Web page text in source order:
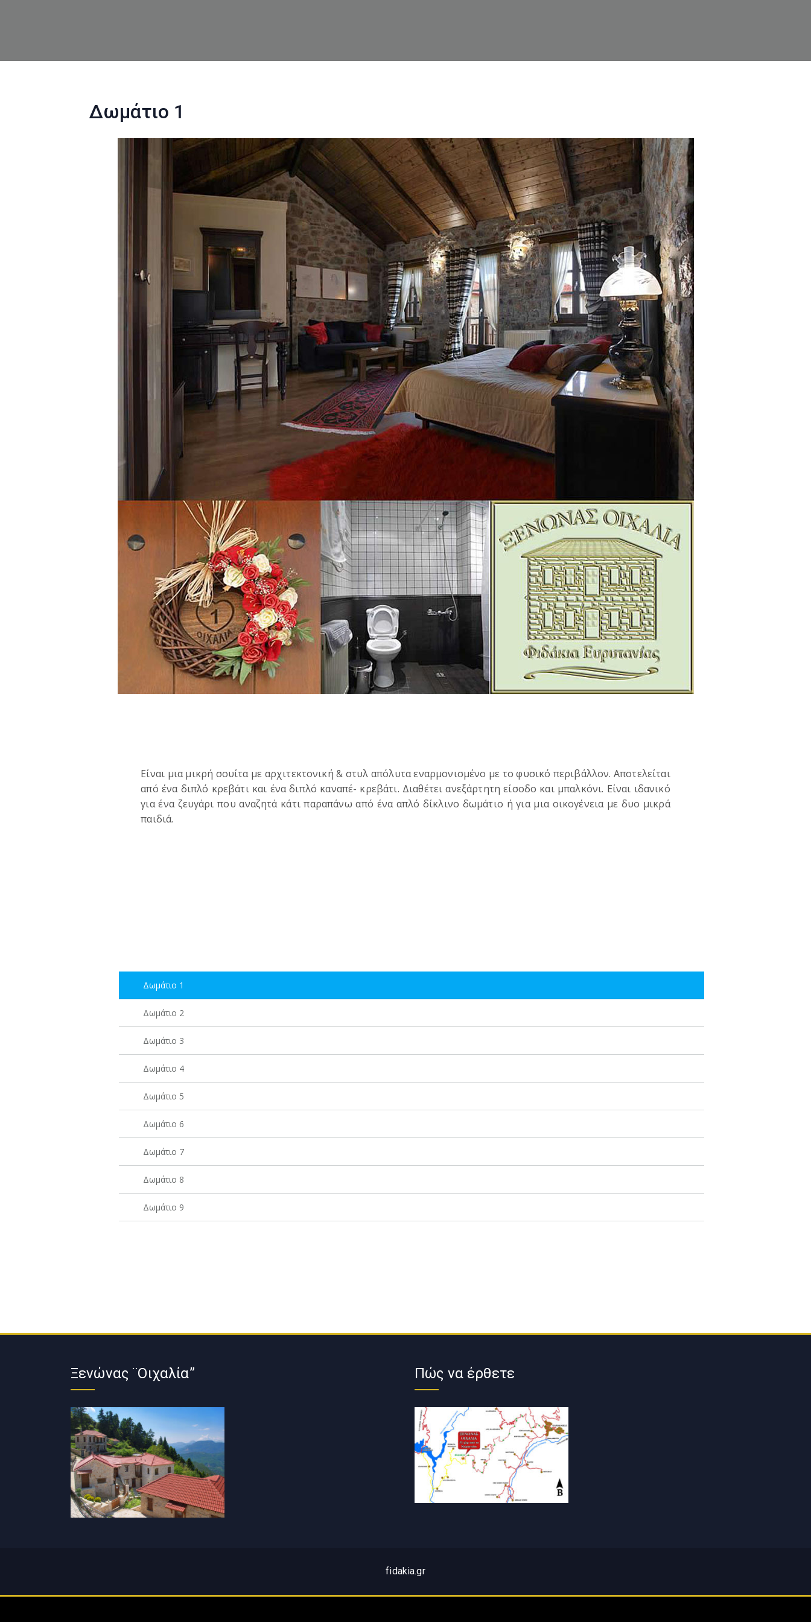
Δωμάτιο 1
Είναι μια μικρή σουίτα με αρχιτεκτονική & στυλ απόλυτα εναρμονισμένο με το φυσικό περιβάλλον. Αποτελείται
από ένα διπλό κρεβάτι και ένα διπλό καναπέ- κρεβάτι. Διαθέτει ανεξάρτητη είσοδο και μπαλκόνι. Είναι ιδανικό
για ένα ζευγάρι που αναζητά κάτι παραπάνω από ένα απλό δίκλινο δωμάτιο ή για μια οικογένεια με δυο μικρά
παιδιά.
Δωμάτιο 1
Δωμάτιο 2
Δωμάτιο 3
Δωμάτιο 4
Δωμάτιο 5
Δωμάτιο 6
Δωμάτιο 7
Δωμάτιο 8
Δωμάτιο 9
Ξενώνας ¨Οιχαλία” Πώς να έρθετε
fidakia.gr